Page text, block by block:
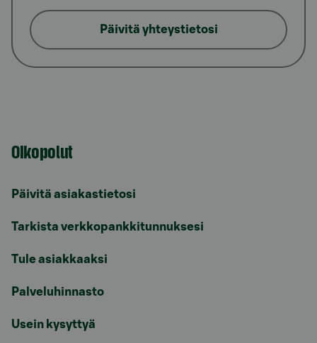
Päivitä yhteystietosi
Oikopolut
Päivitä asiakastietosi
Tarkista verkkopankkitunnuksesi
Tule asiakkaaksi
Palveluhinnasto
Usein kysyttyä